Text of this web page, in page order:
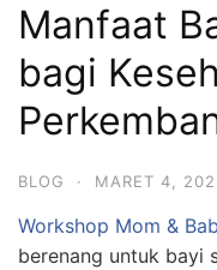
Manfaat
bagi
BLOG · MARET 4,
Workshop Mom &
berenang untuk bayi